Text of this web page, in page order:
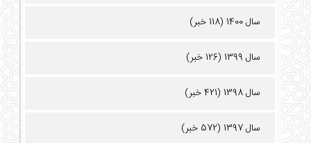
سال 1400 (118 خبر)
سال 1399 (126 خبر)
سال 1398 (421 خبر)
سال 1397 (572 خبر)